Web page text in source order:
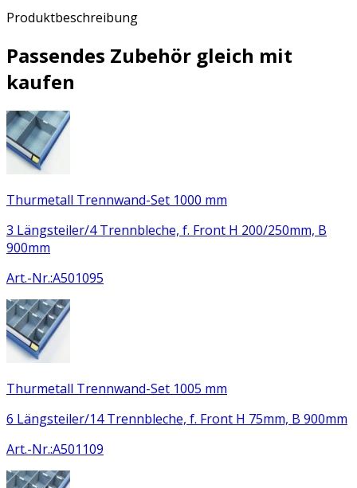
Produktbeschreibung
Passendes Zubehör gleich mit
kaufen
Thurmetall Trennwand-Set 1000 mm
3 Längsteiler/4 Trennbleche, f. Front H 200/250mm, B
900mm
Art.-Nr.:A501095
Thurmetall Trennwand-Set 1005 mm
6 Längsteiler/14 Trennbleche, f. Front H 75mm, B 900mm
Art.-Nr.:A501109